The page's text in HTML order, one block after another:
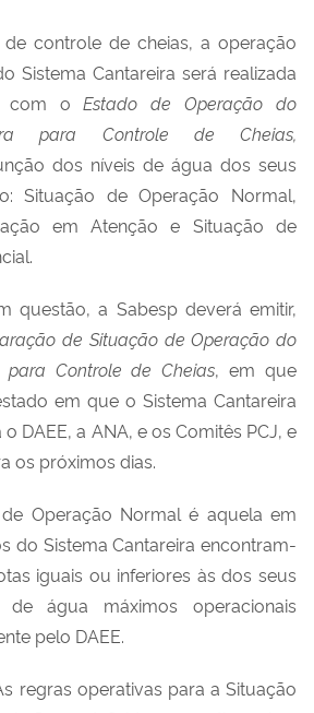
controle de cheias, a operação
Sistema Cantareira será realizada
com oEstado de Operação do
para Controle de Cheias,
dos níveis de água dos seus
Situação de Operação Normal,
em Atenção e Situação de
questão, a Sabesp deverá emitir,
de Situação de Operação do
para Controle de Cheias, em que
em que o Sistema Cantareira
DAEE, a ANA, e os Comitês PCJ, e
os próximos dias.
Operação Normal é aquela em
do Sistema Cantareira encontram-
iguais ou inferiores às dos seus
de água máximos operacionais
pelo DAEE.
regras operativas para a Situação